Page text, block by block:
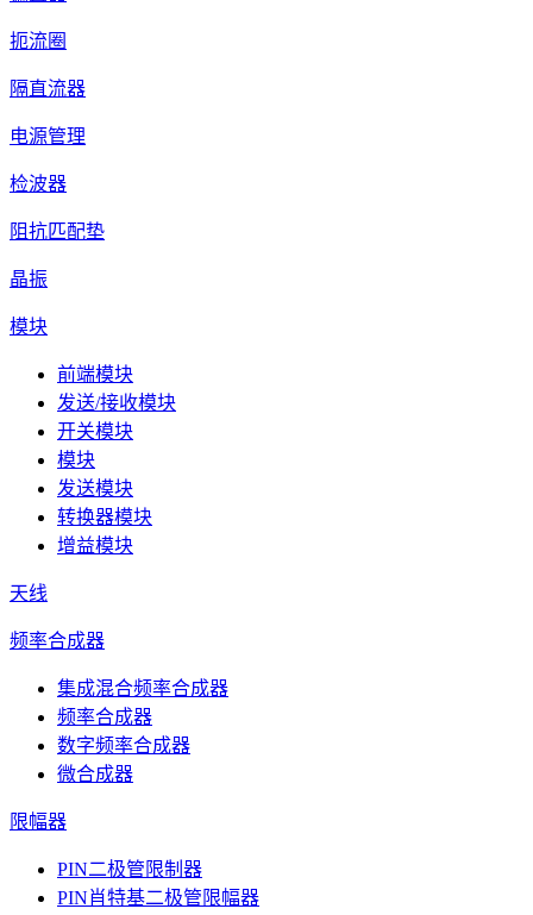
扼流圈
隔直流器
电源管理
检波器
阻抗匹配垫
晶振
模块
前端模块
发送/接收模块
开关模块
模块
发送模块
转换器模块
增益模块
天线
频率合成器
集成混合频率合成器
频率合成器
数字频率合成器
微合成器
限幅器
PIN二极管限制器
PIN肖特基二极管限幅器